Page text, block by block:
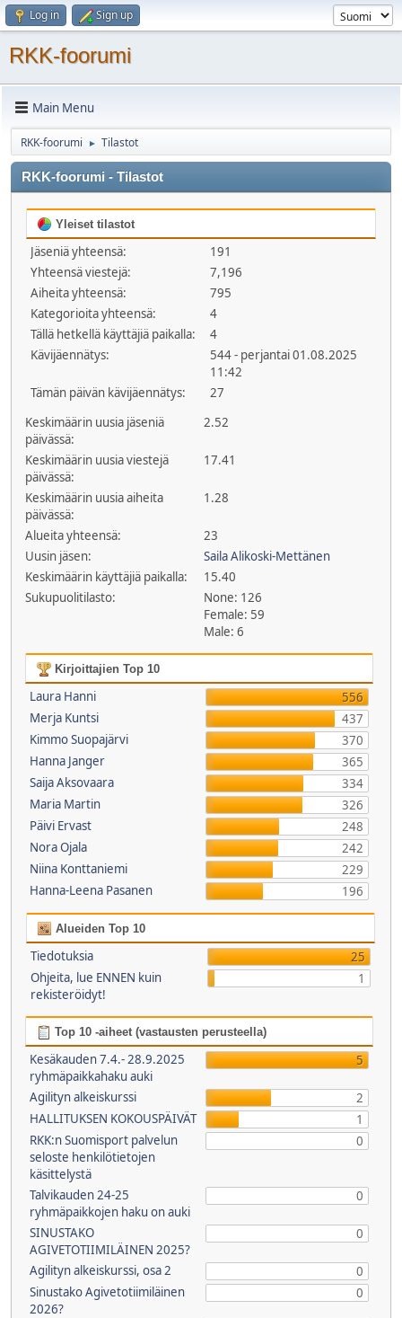
Log in Sign up
RKK-foorumi
Main Menu
RKK-foorumi ► Tilastot
RKK-foorumi - Tilastot
Yleiset tilastot
Jäseniä yhteensä:
191
Yhteensä viestejä:
7,196
Aiheita yhteensä:
795
Kategorioita yhteensä:
4
Tällä hetkellä käyttäjiä paikalla:
4
Kävijäennätys:
544 - perjantai 01.08.2025
11:42
Tämän päivän kävijäennätys:
27
Keskimäärin uusia jäseniä
päivässä:
2.52
Keskimäärin uusia viestejä
päivässä:
17.41
Keskimäärin uusia aiheita
päivässä:
1.28
Alueita yhteensä:
23
Uusin jäsen:
Saila Alikoski-Mettänen
Keskimäärin käyttäjiä paikalla:
15.40
Sukupuolitilasto:
None: 126
Female: 59
Male: 6
Kirjoittajien Top 10
Laura Hanni
556
Merja Kuntsi
437
Kimmo Suopajärvi
370
Hanna Janger
365
Saija Aksovaara
334
Maria Martin
326
Päivi Ervast
248
Nora Ojala
242
Niina Konttaniemi
229
Hanna-Leena Pasanen
196
Alueiden Top 10
Tiedotuksia
25
Ohjeita, lue ENNEN kuin
rekisteröidyt!
1
Top 10 -aiheet (vastausten perusteella)
Kesäkauden 7.4.- 28.9.2025
ryhmäpaikkahaku auki
5
Agilityn alkeiskurssi
2
HALLITUKSEN KOKOUSPÄIVÄT
1
RKK:n Suomisport palvelun
seloste henkilötietojen
käsittelystä
0
Talvikauden 24-25
ryhmäpaikkojen haku on auki
0
SINUSTAKO
AGIVETOTIIMILÄINEN 2025?
0
Agilityn alkeiskurssi, osa 2
0
Sinustako Agivetotiimiläinen
2026?
0